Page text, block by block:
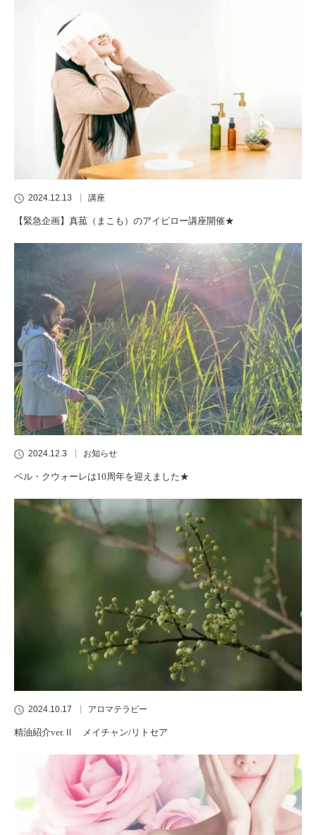
2024.12.13 講座
【緊急企画】真菰（まこも）のアイピロー講座開催★
2024.12.3 お知らせ
ベル・クウォーレは10周年を迎えました★
2024.10.17 アロマテラピー
精油紹介ver.Ⅱ メイチャン/リトセア